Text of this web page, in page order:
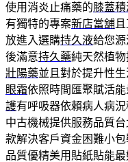
使用消炎止痛藥的膝蓋
有獨特的專案新店當舖
放進入選購持久液給您
後滿意持久藥純天然植
壯陽藥並且對於提升性
眼霜依照時間匯聚賦活
護有呼吸器依賴病人病
中古機械提供服務品質
款解決客戶資金困難小
品質優精美用貼紙貼能